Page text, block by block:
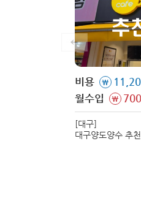
비용 \
월수입
\
[대구]
대구양도양수 추